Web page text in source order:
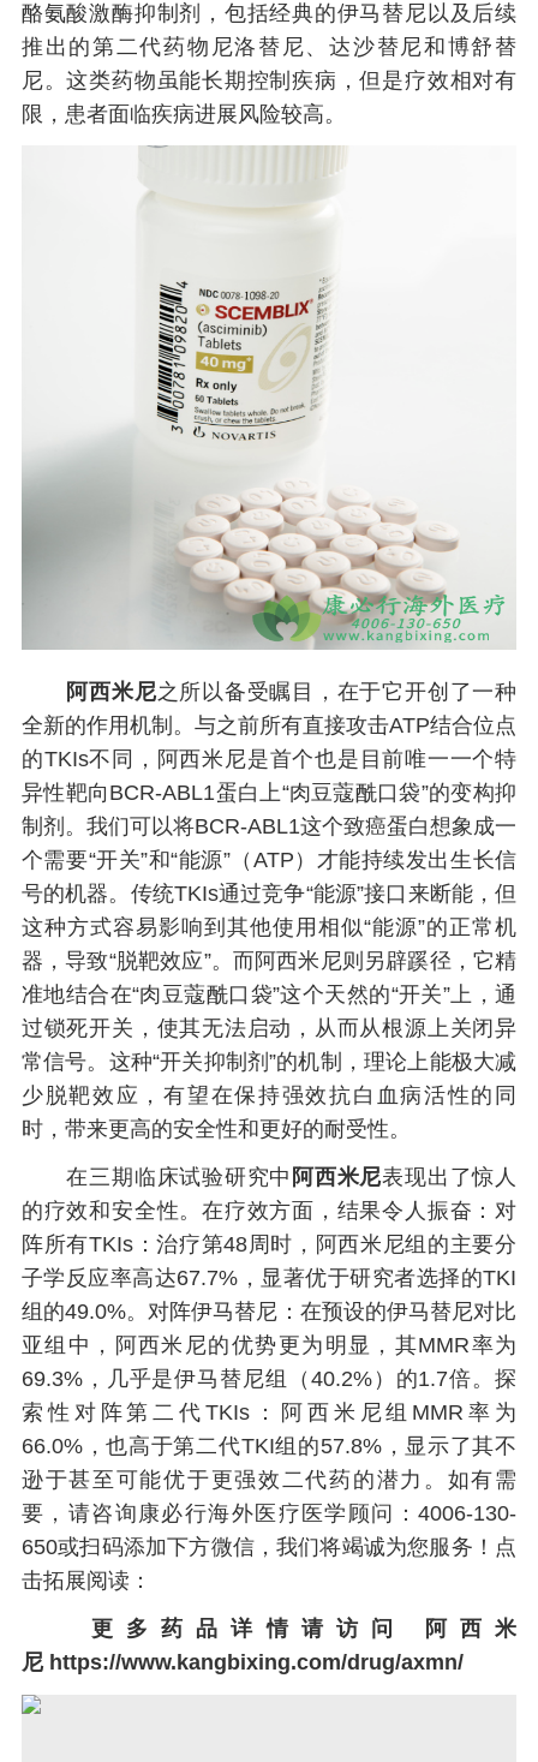
酪氨酸激酶抑制剂，包括经典的伊马替尼以及后续
推出的第二代药物尼洛替尼、达沙替尼和博舒替
尼。这类药物虽能长期控制疾病，但是疗效相对有
限，患者面临疾病进展风险较高。
阿西米尼之所以备受瞩目，在于它开创了一种
全新的作用机制。与之前所有直接攻击ATP结合位点
的TKIs不同，阿西米尼是首个也是目前唯一一个特
异性靶向BCR-ABL1蛋白上“肉豆蔻酰口袋”的变构抑
制剂。我们可以将BCR-ABL1这个致癌蛋白想象成一
个需要“开关”和“能源”（ATP）才能持续发出生长信
号的机器。传统TKIs通过竞争“能源”接口来断能，但
这种方式容易影响到其他使用相似“能源”的正常机
器，导致“脱靶效应”。而阿西米尼则另辟蹊径，它精
准地结合在“肉豆蔻酰口袋”这个天然的“开关”上，通
过锁死开关，使其无法启动，从而从根源上关闭异
常信号。这种“开关抑制剂”的机制，理论上能极大减
少脱靶效应，有望在保持强效抗白血病活性的同
时，带来更高的安全性和更好的耐受性。
在三期临床试验研究中 阿西米尼表现出了惊人
的疗效和安全性。在疗效方面，结果令人振奋：对
阵所有TKIs：治疗第48周时，阿西米尼组的主要分
子学反应率高达67.7%，显著优于研究者选择的TKI
组的49.0%。对阵伊马替尼：在预设的伊马替尼对比
亚组中，阿西米尼的优势更为明显，其MMR率为
69.3%，几乎是伊马替尼组（40.2%）的1.7倍。探
索性对阵第二代TKIs：阿西米尼组MMR率为
66.0%，也高于第二代TKI组的57.8%，显示了其不
逊于甚至可能优于更强效二代药的潜力。如有需
要，请咨询康必行海外医疗医学顾问：4006-130-
650或扫码添加下方微信，我们将竭诚为您服务！点
击拓展阅读：
更多药品详情请访问
阿西米
尼 https://www.kangbixing.com/drug/axmn/